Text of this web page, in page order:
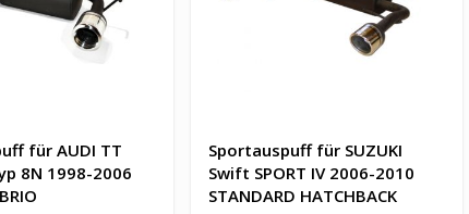
für AUDI TT
8N 1998-2006
Sportauspuff für SUZUKI
Swift SPORT IV 2006-2010
STANDARD HATCHBACK